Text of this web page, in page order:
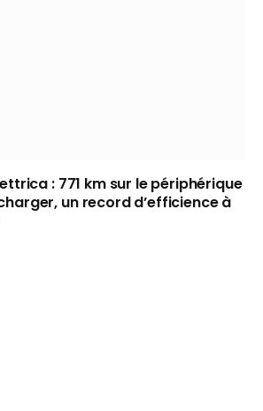
: 771 km sur le périphérique
un record d’efficience à